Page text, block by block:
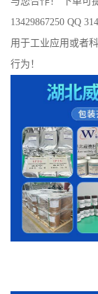
13429867250 QQ
用于工业应用或者
行为！